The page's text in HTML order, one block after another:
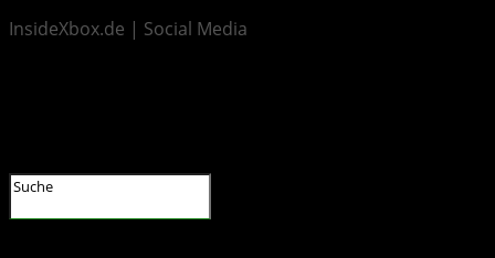
InsideXbox.de | Social Media